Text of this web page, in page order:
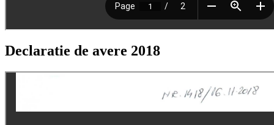
Declaratie de avere 2018